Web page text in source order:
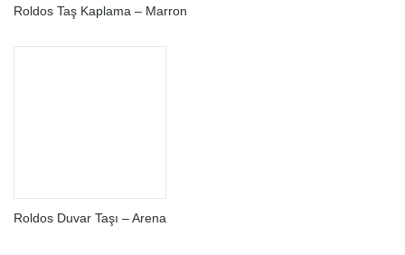
Roldos Taş Kaplama – Marron
Roldos Duvar Taşı – Arena